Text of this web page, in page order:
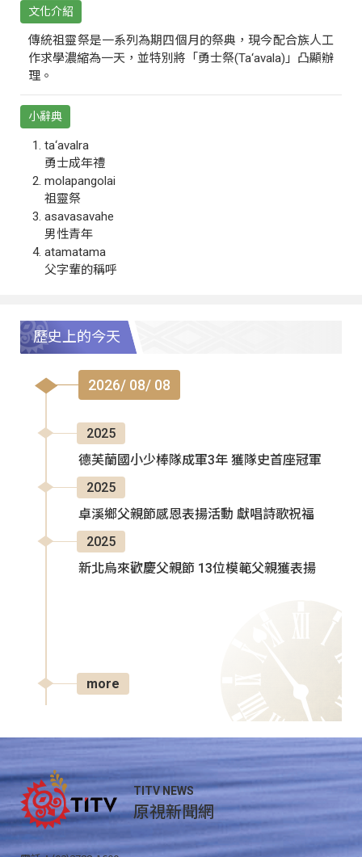
文化介紹
傳統祖靈祭是一系列為期四個月的祭典，現今配合族人工
作求學濃縮為一天，並特別將「勇士祭(Ta‘avala)」凸顯辦
理。
小辭典
ta‘avalra
勇士成年禮
molapangolai
祖靈祭
asavasavahe
男性青年
atamatama
父字輩的稱呼
歷史上的今天
2026/ 08/ 08
2025
德芙蘭國小少棒隊成軍3年 獲隊史首座冠軍
2025
卓溪鄉父親節感恩表揚活動 獻唱詩歌祝福
2025
新北烏來歡慶父親節 13位模範父親獲表揚
more
TITV NEWS
原視新聞網